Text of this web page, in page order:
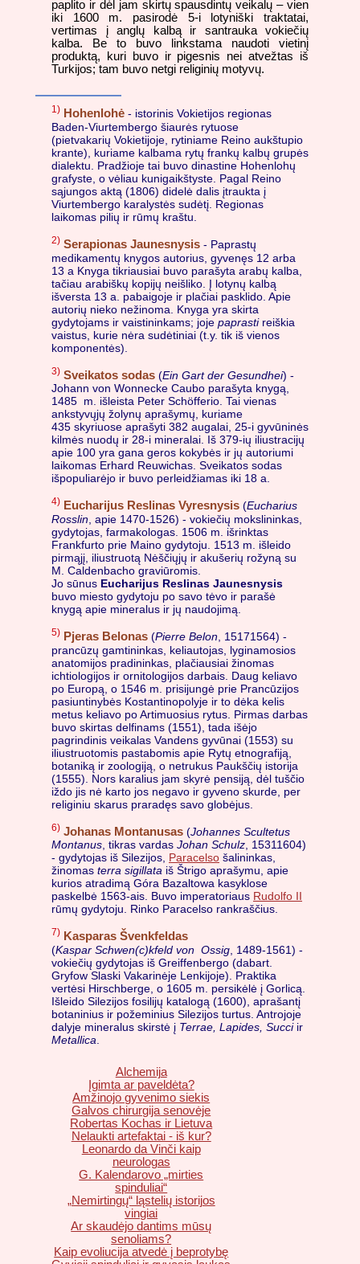
paplito ir dėl jam skirtų spausdintų veikalų – vien
iki 1600 m. pasirodė 5-i lotyniški traktatai,
vertimas į anglų kalbą ir santrauka vokiečių
kalba. Be to buvo linkstama naudoti vietinį
produktą, kuri buvo ir pigesnis nei atvežtas iš
Turkijos; tam buvo netgi religinių motyvų.
1) Hohenlohė - istorinis Vokietijos regionas
Baden-Viurtembergo šiaurės rytuose
(pietvakarių Vokietijoje, rytiniame Reino aukštupio
krante), kuriame kalbama rytų frankų kalbų grupės
dialektu. Pradžioje tai buvo dinastine Hohenlohų
grafyste, o vėliau kunigaikštyste. Pagal Reino
sąjungos aktą (1806) didelė dalis įtraukta į
Viurtembergo karalystės sudėtį. Regionas
laikomas pilių ir rūmų kraštu.
2) Serapionas Jaunesnysis - Paprastų
medikamentų knygos autorius, gyvenęs 12 arba
13 a Knyga tikriausiai buvo parašyta arabų kalba,
tačiau arabiškų kopijų neišliko. Į lotynų kalbą
išversta 13 a. pabaigoje ir plačiai pasklido. Apie
autorių nieko nežinoma. Knyga yra skirta
gydytojams ir vaistininkams; joje paprastireiškia
vaistus, kurie nėra sudėtiniai (t.y. tik iš vienos
komponentės).
3) Sveikatos sodas (Ein Gart der Gesundhei) -
Johann von Wonnecke Caubo parašyta knygą,
1485 m. išleista Peter Schöfferio. Tai vienas
ankstyvųjų žolynų aprašymų, kuriame
435 skyriuose aprašyti 382 augalai, 25-i gyvūninės
kilmės nuodų ir 28-i mineralai. Iš 379-ių iliustracijų
apie 100 yra gana geros kokybės ir jų autoriumi
laikomas Erhard Reuwichas. Sveikatos sodas
išpopuliarėjo ir buvo perleidžiamas iki 18 a.
4) Eucharijus Reslinas Vyresnysis (Eucharius
Rosslin , apie 1470-1526) - vokiečių mokslininkas,
gydytojas, farmakologas. 1506 m. išrinktas
Frankfurto prie Maino gydytoju. 1513 m. išleido
pirmąjį, iliustruotą Nėščiųjų ir akušerių rožyną su
M. Caldenbacho graviūromis.
Jo sūnus Eucharijus Reslinas Jaunesnysis
buvo miesto gydytoju po savo tėvo ir parašė
knygą apie mineralus ir jų naudojimą.
5) Pjeras Belonas (Pierre Belon , 15171564) -
prancūzų gamtininkas, keliautojas, lyginamosios
anatomijos pradininkas, plačiausiai žinomas
ichtiologijos ir ornitologijos darbais. Daug keliavo
po Europą, o 1546 m. prisijungė prie Prancūzijos
pasiuntinybės Kostantinopolyje ir to dėka kelis
metus keliavo po Artimuosius rytus. Pirmas darbas
buvo skirtas delfinams (1551), tada išėjo
pagrindinis veikalas Vandens gyvūnai (1553) su
iliustruotomis pastabomis apie Rytų etnografiją,
botaniką ir zoologiją, o netrukus Paukščių istorija
(1555). Nors karalius jam skyrė pensiją, dėl tuščio
iždo jis nė karto jos negavo ir gyveno skurde, per
religiniu skarus praradęs savo globėjus.
6) Johanas Montanusas (Johannes Scultetus
Montanus, tikras vardas Johan Schulz, 15311604)
- gydytojas iš Silezijos, Paracelso šalininkas,
žinomas terra sigillata iš Štrigo aprašymu, apie
kurios atradimą Góra Bazaltowa kasyklose
paskelbė 1563-ais. Buvo imperatoriaus Rudolfo II
rūmų gydytoju. Rinko Paracelso rankraščius.
7) Kasparas Švenkfeldas
(Kaspar Schwen(c)kfeld von Ossig , 1489-1561) -
vokiečių gydytojas iš Greiffenbergo (dabart.
Gryfow Slaski Vakarinėje Lenkijoje). Praktika
vertėsi Hirschberge, o 1605 m. persikėlė į Gorlicą.
Išleido Silezijos fosilijų katalogą (1600), aprašantį
botaninius ir požeminius Silezijos turtus. Antrojoje
dalyje mineralus skirstė į Terrae, Lapides, Succiir
Metallica
Alchemija
Įgimta ar paveldėta?
Amžinojo gyvenimo siekis
Galvos chirurgija senovėje
Robertas Kochas ir Lietuva
Nelaukti artefaktai - iš kur?
Leonardo da Vinči kaip
neurologas
G. Kalendarovo „mirties
spinduliai“
„Nemirtingų“ ląstelių istorijos
vingiai
Ar skaudėjo dantims mūsų
senoliams?
Kaip evoliucija atvedė į beprotybę